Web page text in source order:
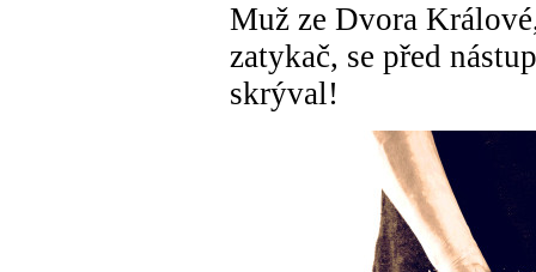
Muž ze Dvora
zatykač, se před
skrýval!